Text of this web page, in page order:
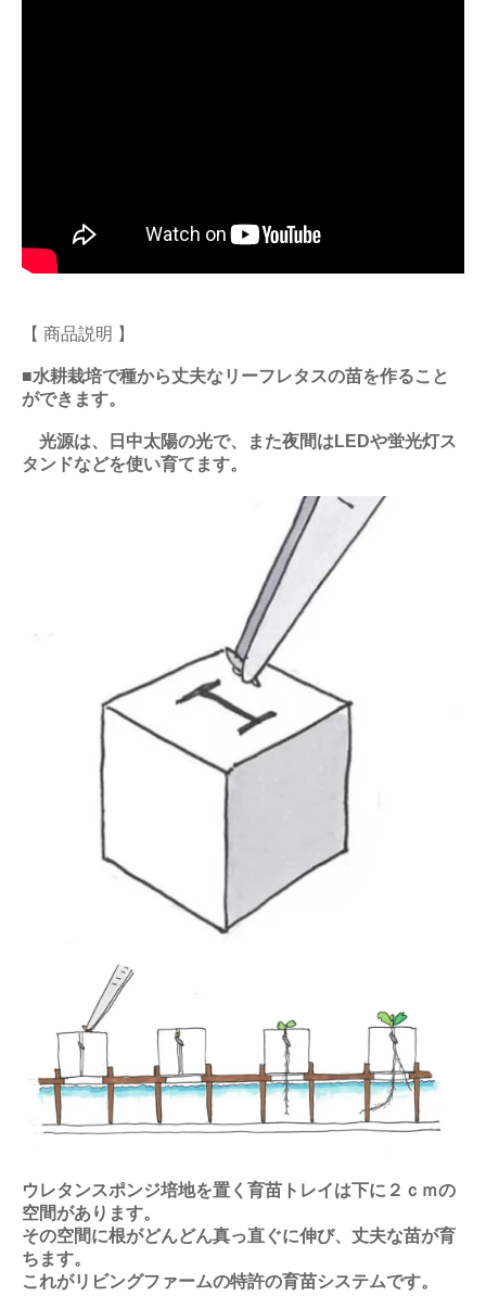
【 商品説明 】
■水耕栽培で種から丈夫なリーフレタスの苗を作ること
ができます。
光源は、日中太陽の光で、また夜間はLEDや蛍光灯ス
タンドなどを使い育てます。
ウレタンスポンジ培地を置く育苗トレイは下に２ｃｍの
空間があります。
その空間に根がどんどん真っ直ぐに伸び、丈夫な苗が育
ちます。
これがリビングファームの特許の育苗システムです。